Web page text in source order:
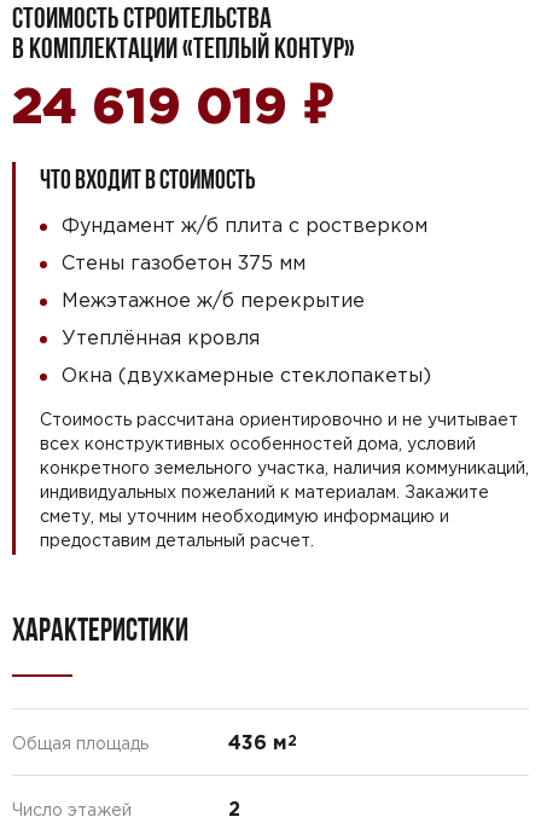
СТОИМОСТЬ СТРОИТЕЛЬСТВА
В КОМПЛЕКТАЦИИ «ТЕПЛЫЙ КОНТУР»
24 619 019 ₽
ЧТО ВХОДИТ В СТОИМОСТЬ
Фундамент ж/б плита с ростверком
Стены газобетон 375 мм
Межэтажное ж/б перекрытие
Утеплённая кровля
Окна (двухкамерные стеклопакеты)
Стоимость рассчитана ориентировочно и не учитывает
всех конструктивных особенностей дома, условий
конкретного земельного участка, наличия коммуникаций,
индивидуальных пожеланий к материалам. Закажите
смету, мы уточним необходимую информацию и
предоставим детальный расчет.
ХАРАКТЕРИСТИКИ
Общая площадь 436 м2
Число этажей 2